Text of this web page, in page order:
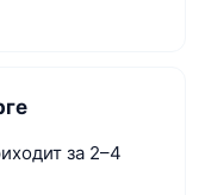
за 2–4